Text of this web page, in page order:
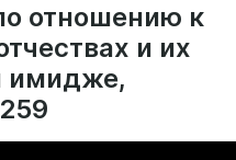
отношению к
и их
имидже,